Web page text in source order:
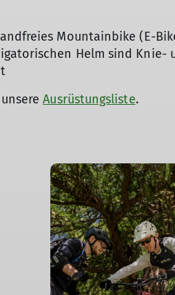
Mountainbike (E-
Helm sind Knie-
Ausrüstungsliste.